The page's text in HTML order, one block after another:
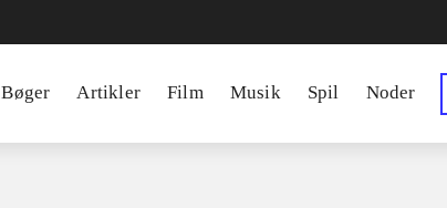
Bøger Artikler Film Musik Spil Noder